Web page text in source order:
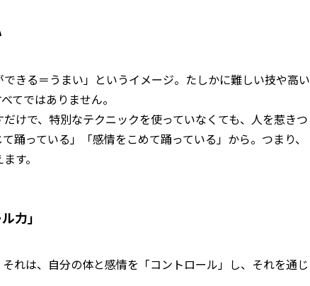
きる＝うまい」というイメージ。たしかに難しい技や高い
てではありません。
けで、特別なテクニックを使っていなくても、人を惹きつ
踊っている」「感情をこめて踊っている」から。つまり、
す。
力」
れは、自分の体と感情を「コントロール」し、それを通じ